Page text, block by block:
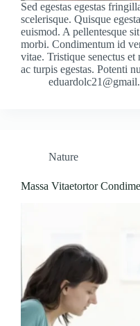
Sed egestas egestas
scelerisque. Quisque
euismod. A pellentesque
morbi. Condimentum id
vitae. Tristique senectus et
ac turpis egestas. Potenti
Nature
Massa Vitaetortor